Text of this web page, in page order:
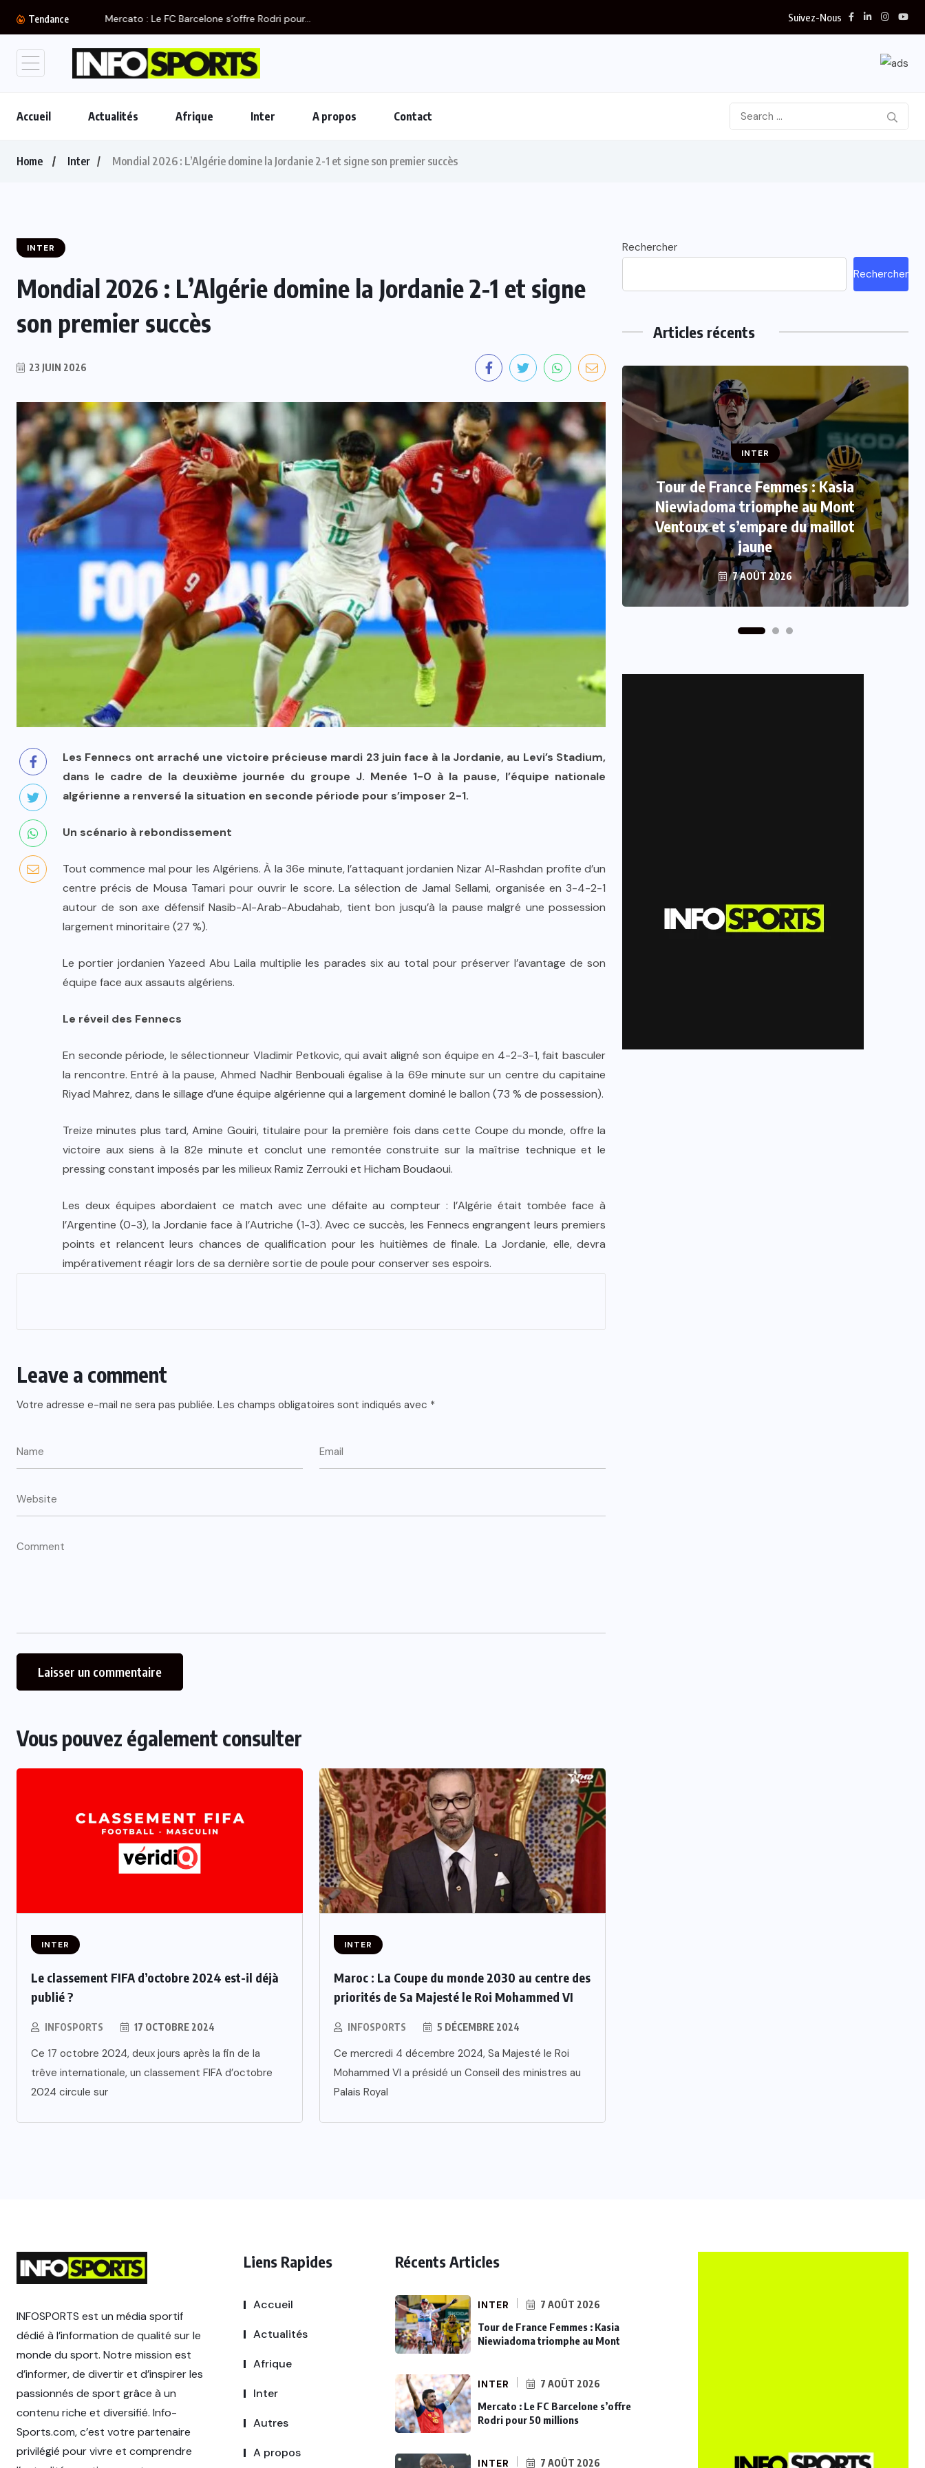
Tendance Mercato : Le FC Barcelone s’offre Rodri pour... Suivez-Nous
Accueil Actualités Afrique Inter A propos Contact
Home Inter Mondial 2026 : L’Algérie domine la Jordanie 2-1 et signe son premier succès
INTER
Mondial 2026 : L’Algérie domine la Jordanie 2-1 et signe
son premier succès
23 JUIN 2026
Les Fennecs ont arraché une victoire précieuse mardi 23 juin face à la Jordanie, au Levi’s Stadium,
dans le cadre de la deuxième journée du groupe J. Menée 1-0 à la pause, l’équipe nationale
algérienne a renversé la situation en seconde période pour s’imposer 2-1.
Un scénario à rebondissement
Tout commence mal pour les Algériens. À la 36e minute, l’attaquant jordanien Nizar Al-Rashdan profite d’un
centre précis de Mousa Tamari pour ouvrir le score. La sélection de Jamal Sellami, organisée en 3-4-2-1
autour de son axe défensif Nasib-Al-Arab-Abudahab, tient bon jusqu’à la pause malgré une possession
largement minoritaire (27 %).
Le portier jordanien Yazeed Abu Laila multiplie les parades six au total pour préserver l’avantage de son
équipe face aux assauts algériens.
Le réveil des Fennecs
En seconde période, le sélectionneur Vladimir Petkovic, qui avait aligné son équipe en 4-2-3-1, fait basculer
la rencontre. Entré à la pause, Ahmed Nadhir Benbouali égalise à la 69e minute sur un centre du capitaine
Riyad Mahrez, dans le sillage d’une équipe algérienne qui a largement dominé le ballon (73 % de possession).
Treize minutes plus tard, Amine Gouiri, titulaire pour la première fois dans cette Coupe du monde, offre la
victoire aux siens à la 82e minute et conclut une remontée construite sur la maîtrise technique et le
pressing constant imposés par les milieux Ramiz Zerrouki et Hicham Boudaoui.
Les deux équipes abordaient ce match avec une défaite au compteur : l’Algérie était tombée face à
l’Argentine (0-3), la Jordanie face à l’Autriche (1-3). Avec ce succès, les Fennecs engrangent leurs premiers
points et relancent leurs chances de qualification pour les huitièmes de finale. La Jordanie, elle, devra
impérativement réagir lors de sa dernière sortie de poule pour conserver ses espoirs.
Leave a comment
Votre adresse e-mail ne sera pas publiée. Les champs obligatoires sont indiqués avec *
Vous pouvez également consulter
INTER
Le classement FIFA d’octobre 2024 est-il déjà
publié ?
INFOSPORTS 17 OCTOBRE 2024
Ce 17 octobre 2024, deux jours après la fin de la
trêve internationale, un classement FIFA d’octobre
2024 circule sur
INTER
Maroc : La Coupe du monde 2030 au centre des
priorités de Sa Majesté le Roi Mohammed VI
INFOSPORTS 5 DÉCEMBRE 2024
Ce mercredi 4 décembre 2024, Sa Majesté le Roi
Mohammed VI a présidé un Conseil des ministres au
Palais Royal
Rechercher
Rechercher
Articles récents
INTER
Mercato : Monaco s’intéresse à
Romelu Lukaku, Naples prêt à le
laisser partir
7 AOÛT 2026
INTER
Tour de France Femmes : Kasia
Niewiadoma triomphe au Mont
Ventoux et s’empare du maillot
jaune
7 AOÛT 2026
INTER
Mercato : Le FC Barcelone s’offre
Rodri pour 50 millions d’euros
7 AOÛT 2026
INFOSPORTS est un média sportif
dédié à l’information de qualité sur le
monde du sport. Notre mission est
d’informer, de divertir et d’inspirer les
passionnés de sport grâce à un
contenu riche et diversifié. Info-
Sports.com, c’est votre partenaire
privilégié pour vivre et comprendre
Liens Rapides
Accueil
Actualités
Afrique
Inter
Autres
A propos
Récents Articles
INTER 7 AOÛT 2026
Tour de France Femmes : Kasia
Niewiadoma triomphe au Mont
INTER 7 AOÛT 2026
Mercato : Le FC Barcelone s’offre
Rodri pour 50 millions
INTER 7 AOÛT 2026